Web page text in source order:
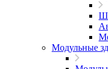
Модульные